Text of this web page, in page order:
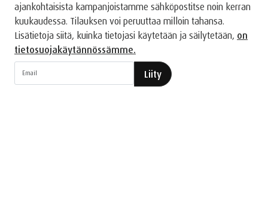
ajankohtaisista kampanjoistamme sähköpostitse noin kerran
kuukaudessa. Tilauksen voi peruuttaa milloin tahansa.
Lisätietoja siitä, kuinka tietojasi käytetään ja säilytetään, on
tietosuojakäytännössämme.
Liity